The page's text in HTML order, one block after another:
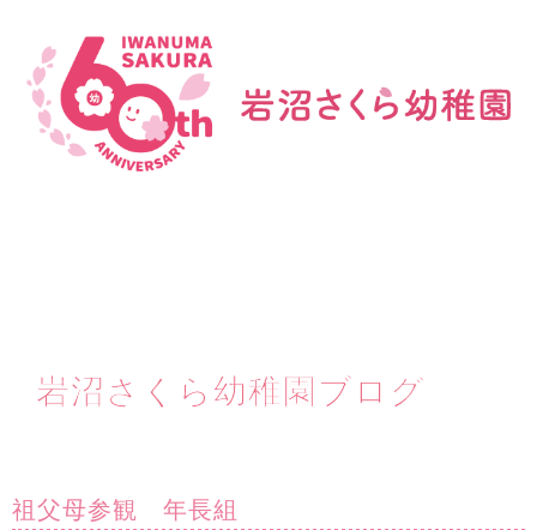
岩沼さくら幼稚園ブログ
祖父母参観 年長組